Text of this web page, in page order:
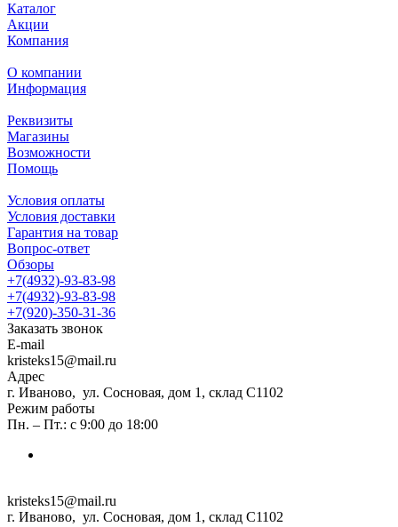
Каталог
Акции
Компания
О компании
Информация
Реквизиты
Магазины
Возможности
Помощь
Условия оплаты
Условия доставки
Гарантия на товар
Вопрос-ответ
Обзоры
+7(4932)-93-83-98
+7(4932)-93-83-98
+7(920)-350-31-36
Заказать звонок
E-mail
kristeks15@mail.ru
Адрес
г. Иваново, ул. Сосновая, дом 1, склад С1102
Режим работы
Пн. – Пт.: с 9:00 до 18:00
kristeks15@mail.ru
г. Иваново, ул. Сосновая, дом 1, склад С1102